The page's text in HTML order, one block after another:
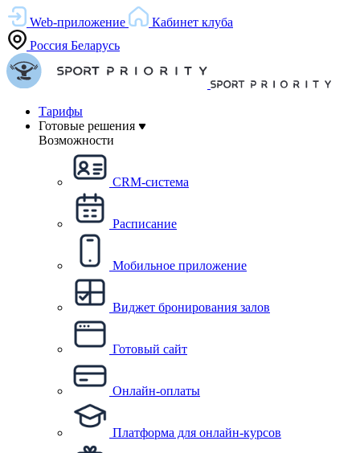
Web-приложение
Кабинет клуба
Россия Беларусь
Тарифы
Готовые решения
Возможности
CRM-система
Расписание
Мобильное приложение
Виджет бронирования залов
Готовый сайт
Онлайн-оплаты
Платформа для онлайн-курсов